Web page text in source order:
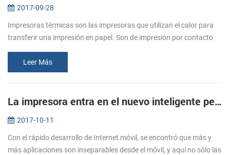
2017-09-28
Impresoras térmicas son las impresoras que utilizan el calor para
transferir una impresión en papel. Son de impresión por contacto
Leer Más
La impresora entra en el nuevo inteligente período--nueva impresora portátil PTP-II/BT71 será una buena opción.
2017-10-11
Con el rápido desarrollo de Internet móvil, se encontró que más y
más aplicaciones son inseparables desde el móvil, y aquí no sólo las